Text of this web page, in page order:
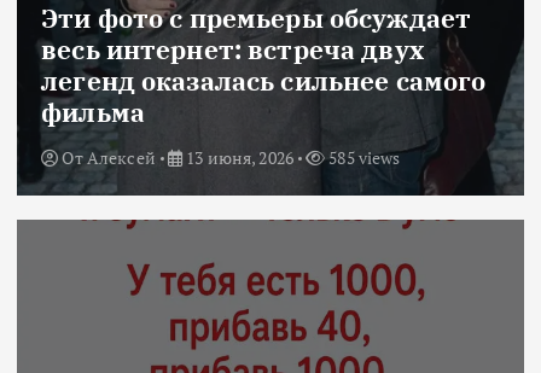
Эти фото с премьеры обсуждает
весь интернет: встреча двух
легенд оказалась сильнее самого
фильма
От Алексей 13 июня, 2026 585 views